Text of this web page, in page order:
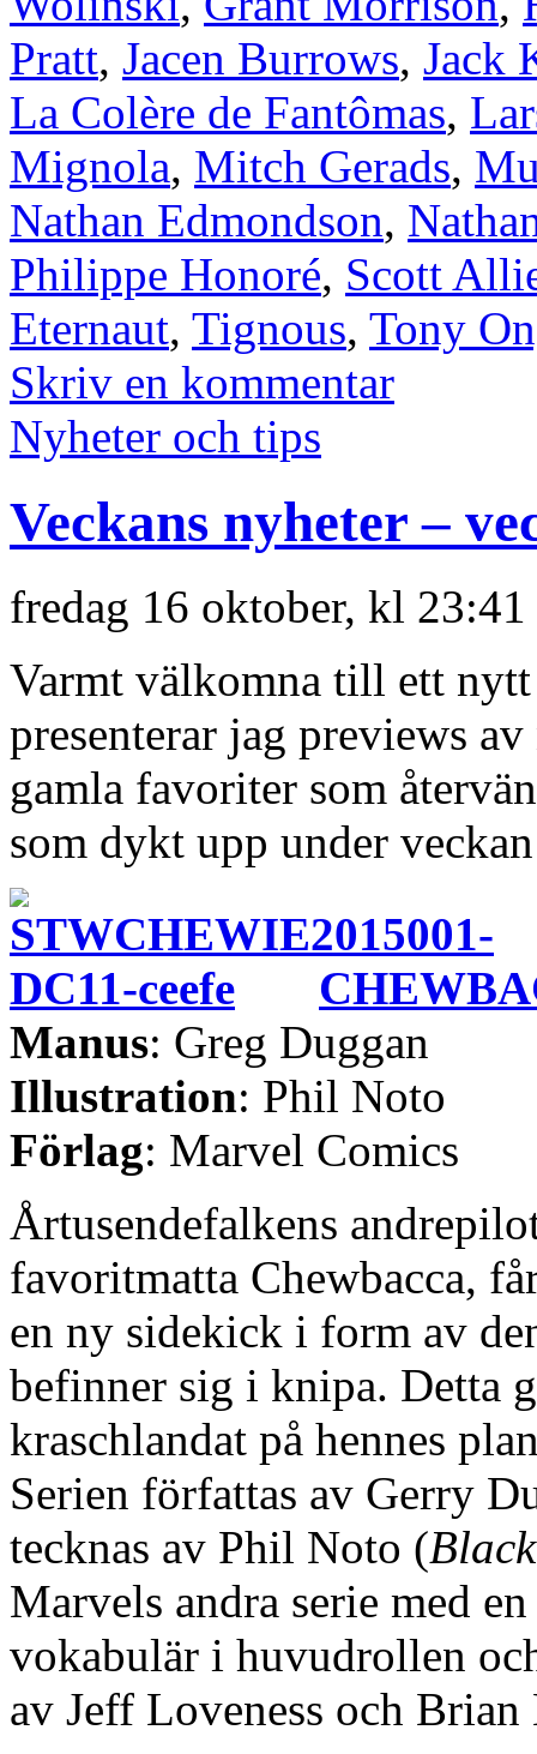
Pratt, Jacen Burrows, Jack
La Colère de Fantômas,
Mignola, Mitch Gerads,
Nathan Edmondson,
Philippe Honoré, Scott
Eternaut, Tignous, Tony
Skriv en kommentar
Nyheter och tips
Veckans nyheter –
fredag 16 oktober, kl
Varmt välkomna till ett
presenterar jag previews
gamla favoriter som
som dykt upp under
Manus: Greg Duggan
Illustration: Phil Noto
Förlag: Marvel Comics
Årtusendefalkens
favoritmatta Chewbacca,
en ny sidekick i form av
befinner sig i knipa. Detta
kraschlandat på hennes
Serien författas av Gerry
tecknas av Phil Noto (
Marvels andra serie med
vokabulär i huvudrollen
av Jeff Loveness och Brian